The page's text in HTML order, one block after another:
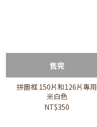
售完
拼圖框 150片和126片專用
米白色
NT$350